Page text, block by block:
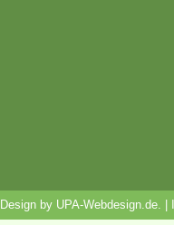
by UPA-Webdesign.de.